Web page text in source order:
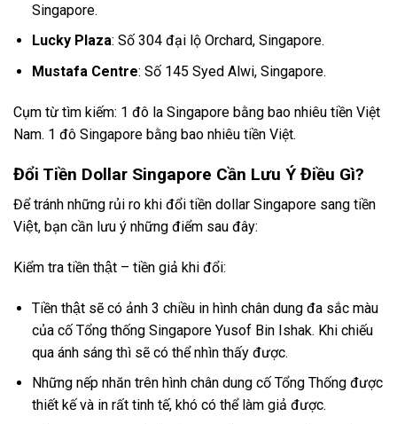
Singapore.
Lucky Plaza: Số 304 đại lộ Orchard, Singapore.
Mustafa Centre: Số 145 Syed Alwi, Singapore.
Cụm từ tìm kiếm: 1 đô la Singapore bằng bao nhiêu tiền Việt
Nam. 1 đô Singapore bằng bao nhiêu tiền Việt.
Đổi Tiền Dollar Singapore Cần Lưu Ý Điều Gì?
Để tránh những rủi ro khi đổi tiền dollar Singapore sang tiền
Việt, bạn cần lưu ý những điểm sau đây:
Kiểm tra tiền thật – tiền giả khi đổi:
Tiền thật sẽ có ảnh 3 chiều in hình chân dung đa sắc màu
của cố Tổng thống Singapore Yusof Bin Ishak. Khi chiếu
qua ánh sáng thì sẽ có thể nhìn thấy được.
Những nếp nhăn trên hình chân dung cố Tổng Thống được
thiết kế và in rất tinh tế, khó có thể làm giả được.